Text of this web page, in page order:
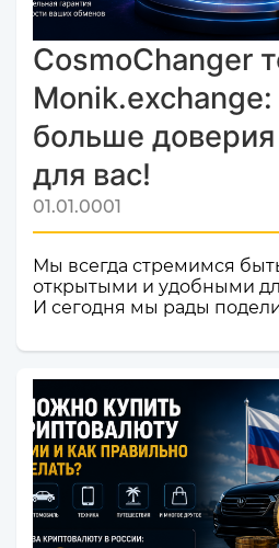
CosmoChanger
больше
для вас!
01.01.0001
Мы всегда стремимся
открытыми и удобными
И сегодня мы рады
валют и криптовалют
официально добавлен в
мониторинга обменников
Monik.exchange.Что это
Только плюсы! Мы делаем
ваш обмен был быстрым,
комфортным.Почему это
Попадание в список
Monik.exchange — это знак